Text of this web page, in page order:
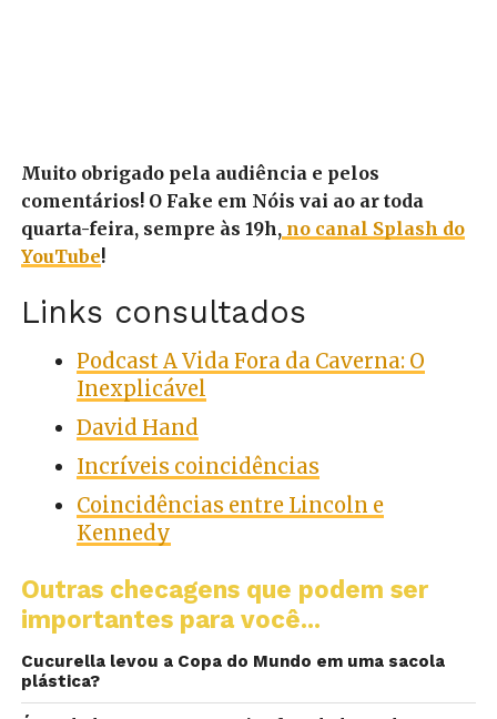
Muito obrigado pela audiência e pelos
comentários! O Fake em Nóis vai ao ar toda
quarta-feira, sempre às 19h,no canal Splash do
YouTube!
Links consultados
Podcast A Vida Fora da Caverna: O
Inexplicável
David Hand
Incríveis coincidências
Coincidências entre Lincoln e
Kennedy
Outras checagens que podem ser
importantes para você...
Cucurella levou a Copa do Mundo em uma sacola
plástica?